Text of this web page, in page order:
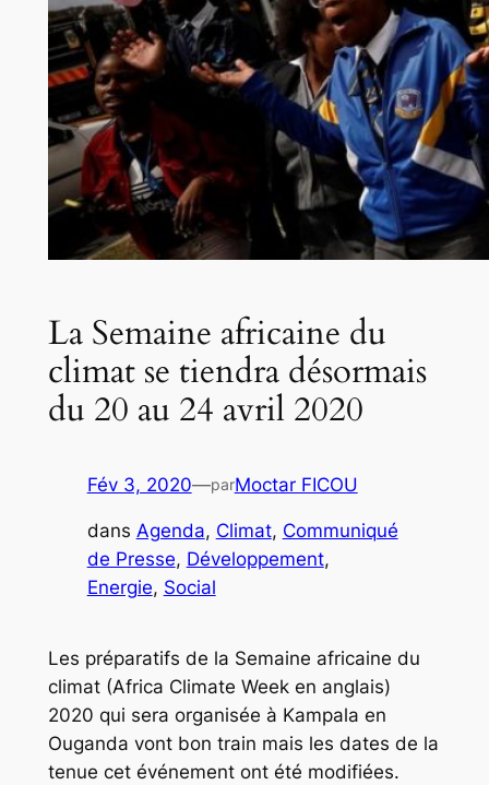
La Semaine africaine du
climat se tiendra désormais
du 20 au 24 avril 2020
Fév 3, 2020—parMoctar FICOU
dans Agenda, Climat, Communiqué
de Presse, Développement
Energie, Social
Les préparatifs de la Semaine africaine du
climat (Africa Climate Week en anglais)
2020 qui sera organisée à Kampala en
Ouganda vont bon train mais les dates de la
tenue cet événement ont été modifiées.